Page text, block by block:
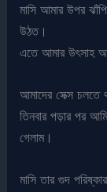
মাসি আমার উপর
উঠত।
এতে আমার উৎসাহ
আমাদের সেক্স চলতে
তিনবার পড়ার পর
গেলাম।
মাসি তার গুদ